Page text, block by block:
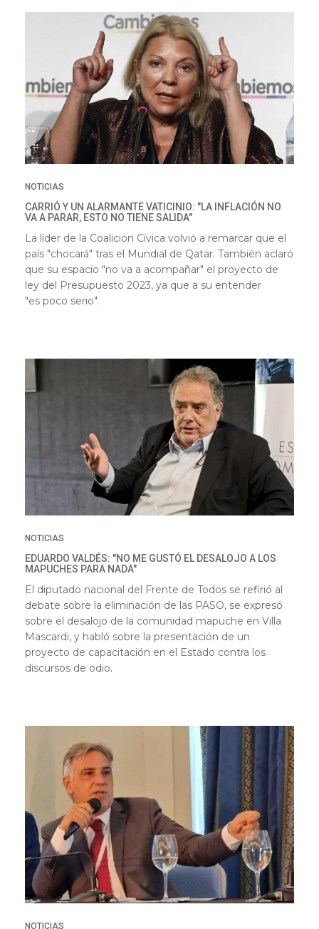
NOTICIAS
CARRIÓ Y UN ALARMANTE VATICINIO: "LA INFLACIÓN NO
VA A PARAR, ESTO NO TIENE SALIDA"
La líder de la Coalición Cívica volvió a remarcar que el
país "chocará" tras el Mundial de Qatar. También aclaró
que su espacio "no va a acompañar" el proyecto de
ley del Presupuesto 2023, ya que a su entender
"es poco serio".
NOTICIAS
EDUARDO VALDÉS: "NO ME GUSTÓ EL DESALOJO A LOS
MAPUCHES PARA NADA"
El diputado nacional del Frente de Todos se refirió al
debate sobre la eliminación de las PASO, se expresó
sobre el desalojo de la comunidad mapuche en Villa
Mascardi, y habló sobre la presentación de un
proyecto de capacitación en el Estado contra los
discursos de odio.
NOTICIAS